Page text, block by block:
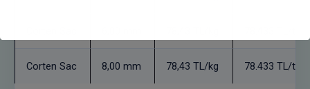
Corten Sac 8,00 mm 78,43 TL/kg 78.433 TL/ton